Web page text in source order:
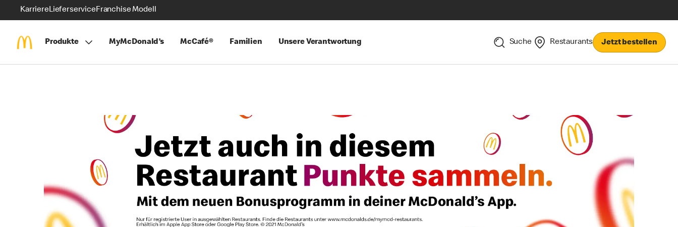
KarriereLieferserviceFranchise Modell
Produkte MyMcDonald’s McCafé® Familien Unsere Verantwortung Suche Restaurants Jetzt bestellen